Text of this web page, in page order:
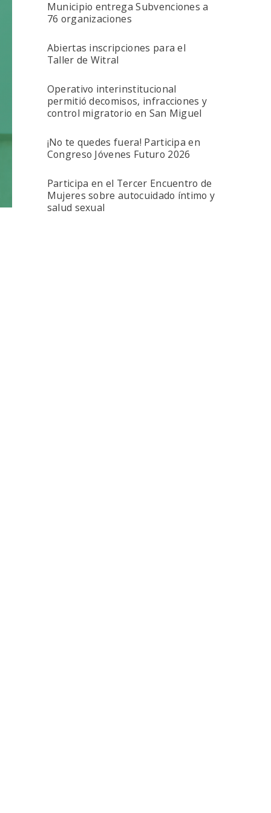
Municipio entrega Subvenciones a
76 organizaciones
Abiertas inscripciones para el
Taller de Witral
Operativo interinstitucional
permitió decomisos, infracciones y
control migratorio en San Miguel
¡No te quedes fuera! Participa en
Congreso Jóvenes Futuro 2026
Participa en el Tercer Encuentro de
Mujeres sobre autocuidado íntimo y
salud sexual